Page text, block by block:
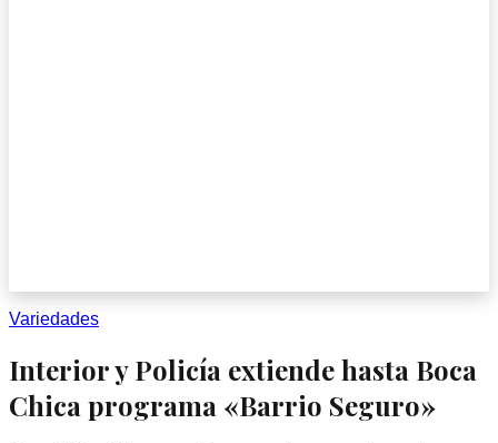
Variedades
Interior y Policía extiende hasta Boca
Chica programa «Barrio Seguro»